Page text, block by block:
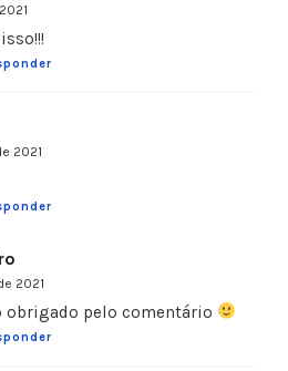
2021
2021
obrigado pelo comentário